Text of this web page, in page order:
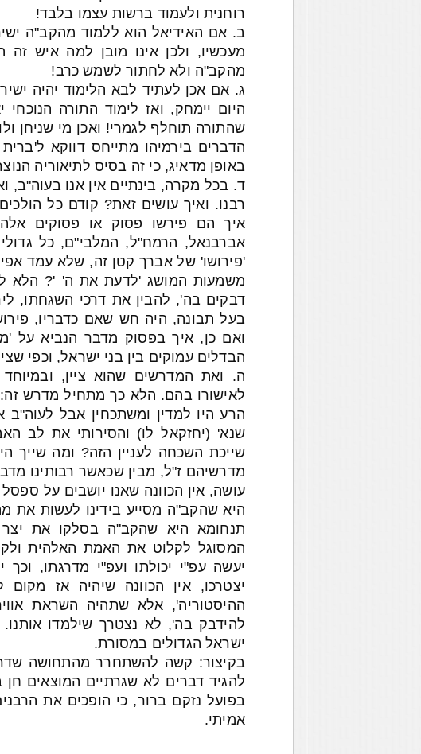
רוחנית ולעמוד ברשות עצמו בלבד!
ב. אם האידיאל הוא ללמוד מהקב"ה
מעכשיו, ולכן אינו מובן למה איש
מהקב"ה ולא לחתור לשמש כרב!
ג. אם אכן לעתיד לבא הלימוד יהיה
היום יימחק, ואז לימוד התורה
שהתורה תוחלף לגמרי! ואכן מי שניחן
הדברים בירמיהו מתייחס דווקא
באופן מדאיג, כי זה בסיס לתיאוריה
ד. בכל מקרה, בינתיים אין אנו בעוה"ב,
רבנו. ואיך עושים זאת? קודם כל
איך הם פירשו פסוק או פסוקים
אברבנאל, הרמח"ל, המלבי"ם, כל
'פירושו' של אברך קטן זה, שלא עמד
משמעות המושג 'לדעת את ה' '? הלא
דבקים בה', להבין את דרכי השגחתו,
בעל תבונה, היה חש שאם כדבריו,
ואם כן, איך בפסוק מדבר הנביא על
הבדלים עמוקים בין בני ישראל, וכפי
ה. ואת המדרשים שהוא ציין,
לאישורו בהם. הלא כך מתחיל מדרש
הרע היו למדין ומשתכחין אבל
שנא' (יחזקאל לו) והסירותי את לב
שייכת השכחה לעניין הזה? ומה שייך
מדרשיהם ז"ל, מבין שכאשר רבותינו
עושה, אין הכוונה שאנו יושבים על
היא שהקב"ה מסייע בידינו לעשות את
תנחומא היא שהקב"ה בסלקו את
המסוגל לקלוט את האמת האלהית
יעשה עפ"י יכולתו ועפ"י מדרגתו,
יצטרכו, אין הכוונה שיהיה אז
ההיסטוריה', אלא שתהיה השראת
להידבק בה', לא נצטרך שילמדו
ישראל הגדולים במסורת.
בקיצור: קשה להשתחרר מהתחושה
להגיד דברים לא שגרתיים המוצאים חן
בפועל נזקם ברור, כי הופכים את
אמיתי.